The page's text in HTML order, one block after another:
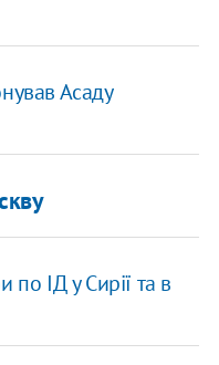
Асаду
по ІД у Сирії та в